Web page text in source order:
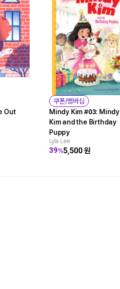
Out
쿠폰/멤버십
Mindy Kim #03: Mindy
Kim and the Birthday
Puppy
Lyla Lee
39%5,500원